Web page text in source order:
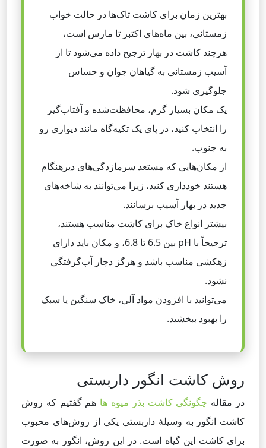
بهترین زمان برای کاشت تاک‌ها در حالت خواب
زمستانی، بین ماه‌های اکتبر تا مارس است،
هرچند کاشت در بهار ترجیح داده می‌شود تا از
آسیب زمستانی به گیاهان جوان و حساس
جلوگیری شود.
یک مکان بسیار گرم، محافظت‌شده و آفتاب‌گیر
را انتخاب کنید، در پای یک تکیه‌گاه مانند دیواری رو
به جنوب.
از مکان‌هایی که مستعد سرمازدگی‌های دیرهنگام
هستند خودداری کنید، زیرا می‌توانند به شاخه‌های
جدید در بهار آسیب برسانند.
بیشتر انواع خاک برای کاشت مناسب هستند،
ترجیحاً با pH بین 6.5 تا 6.8، و مکان باید دارای
زهکشی مناسب باشد و هرگز دچار آب‌گرفتگی
نشود.
می‌توانید با افزودن مواد آلی، خاک سنگین یا سبک
را بهبود ببخشید.
روش کاشت انگور داربستی
در مقاله چگونگی کاشت بذر میوه ها هم گفتیم که روش
کاشت انگور به وسیلهٔ داربستی یکی از روش‌های محبوب
برای کاشت این گیاه است. در این روش، انگور به صورت